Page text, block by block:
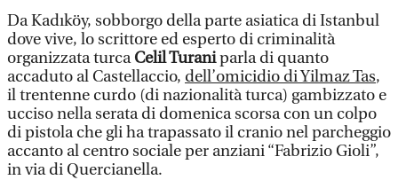
Da Kadıköy, sobborgo della parte asiatica di Istanbul
dove vive, lo scrittore ed esperto di criminalità
organizzata turcaCelil Turaniparla di quanto
accaduto al Castellaccio, dell’omicidio di Yilmaz Tas,
il trentenne curdo (di nazionalità turca) gambizzato e
ucciso nella serata di domenica scorsa con un colpo
di pistola che gli ha trapassato il cranio nel parcheggio
accanto al centro sociale per anziani “Fabrizio Gioli”,
in via di Quercianella.